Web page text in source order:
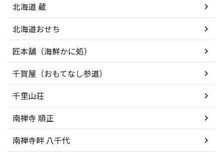
北海道 蔵
北海道おせち
匠本舗（海鮮かに処）
千賀屋（おもてなし参道）
千里山荘
南禅寺 順正
南禅寺畔 八千代